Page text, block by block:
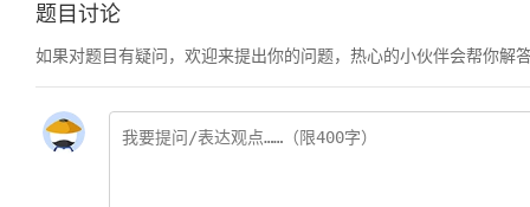
题目讨论
如果对题目有疑问，欢迎来提出你的问题，热心的小伙伴会帮你解